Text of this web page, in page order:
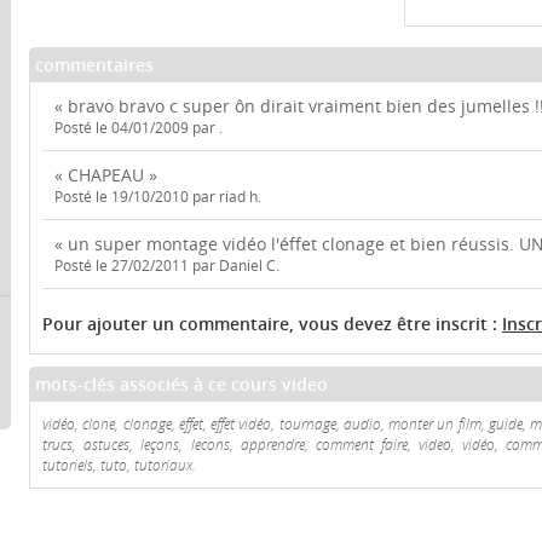
commentaires
« bravo bravo c super ôn dirait vraiment bien des jumelles
Posté le 04/01/2009 par .
« CHAPEAU »
Posté le 19/10/2010 par riad h.
« un super montage vidéo l'éffet clonage et bien réussis. UN
Posté le 27/02/2011 par Daniel C.
Pour ajouter un commentaire, vous devez être inscrit :
mots-clés associés à ce cours video
vidéo, clone, clonage, effet, effet vidéo, tournage, audio, monter un film, guide,
trucs, astuces, leçons, lecons, apprendre, comment faire, video, vidéo,
tutoriels, tuto, tutoriaux.